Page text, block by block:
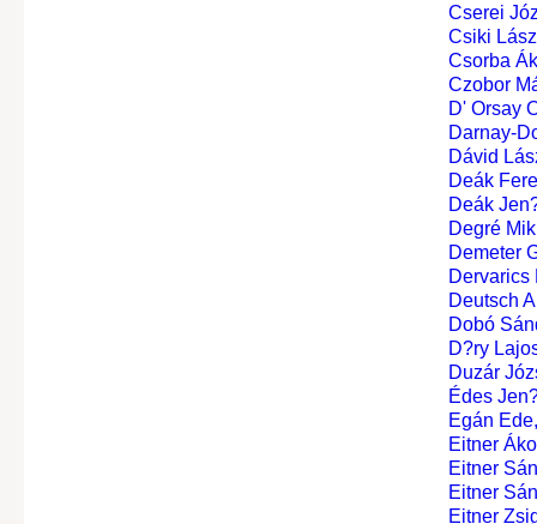
Cserei
Csiki
Csorba
Czobor
D' Orsay
Darnay-
Dávid
Deák
Deák
Degré
Demeter
Dervarics
Deutsch
Dobó
D?ry
Duzár
Édes
Egán
Eitner
Eitner
Eitner
Eitner